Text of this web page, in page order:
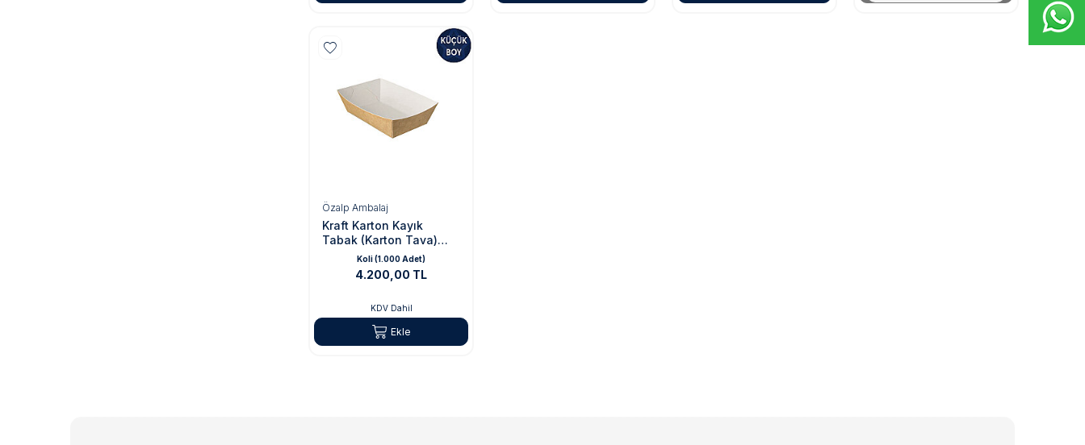
Özalp Ambalaj
Kraft Karton Kayık
Tabak (Karton Tava)
6,5x10,5x4 cm (Küçük
Koli (1.000 Adet)
4.200,00 TL
KDV Dahil
Ekle